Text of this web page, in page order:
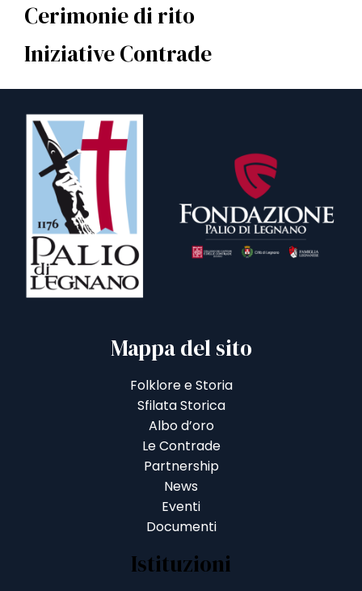
Cerimonie di rito
Iniziative Contrade
Mappa del sito
Folklore e Storia
Sfilata Storica
Albo d’oro
Le Contrade
Partnership
News
Eventi
Documenti
Istituzioni